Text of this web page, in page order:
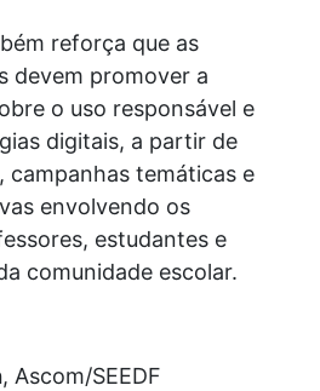
reforça que as
devem promover a
o uso responsável e
digitais, a partir de
campanhas temáticas e
envolvendo os
estudantes e
comunidade escolar.
, Ascom/SEEDF